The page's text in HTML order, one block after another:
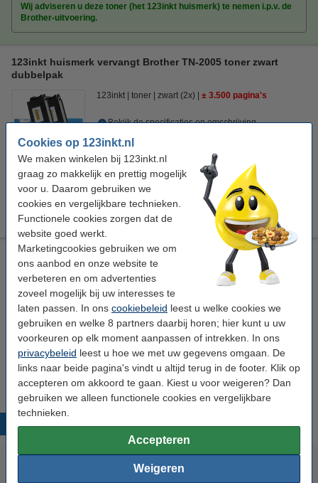
Cookies op 123inkt.nl
We maken winkelen bij 123inkt.nl
graag zo makkelijk en prettig mogelijk
voor u. Daarom gebruiken we
cookies en vergelijkbare technieken.
Functionele cookies zorgen dat de
website goed werkt.
Marketingcookies gebruiken we om
ons aanbod en onze website te
verbeteren en om advertenties
zoveel mogelijk bij uw interesses te
laten passen. In ons cookiebeleid leest u welke cookies we
gebruiken en welke 8 partners daarbij horen; hier kunt u uw
voorkeuren op elk moment aanpassen of intrekken. In ons
privacybeleid leest u hoe we met uw gegevens omgaan. De
links naar beide pagina's vindt u altijd terug in de footer. Klik op
accepteren om akkoord te gaan. Kiest u voor weigeren? Dan
gebruiken we alleen functionele cookies en vergelijkbare
technieken.
Accepteren
Weigeren
Wij adviseren u deze toner (het 123inkt huismerk) te nemen i.p.v. de
Brother-uitvoering.
123inkt huismerk vervangt Brother TN-2005 toner zwart
dubbelpak
123inkt toner zwart (2x) ± 3.500 pagina's
Bekijk de specificaties en omschrijving
Direct leverbaar
Morgen in huis
Per pagina € 0,023
€ 79,00 Bestellen
Laserprinter reinigingsdoek
tonerdoek 43 x 32 cm (LxB) geel 999058
Bekijk de specificaties en omschrijving
Direct leverbaar
Morgen in huis
€ 0,95 Bestellen
Populaire producten